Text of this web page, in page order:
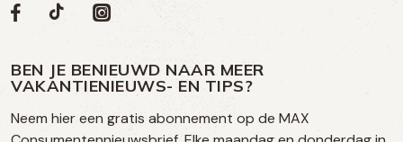
Volg
op
social
Social
Volg
op
Facebook
Volg
op
TikTok
Volg
op
Instagram
BEN JE BENIEUWD NAAR MEER
VAKANTIENIEUWS- EN TIPS?
Neem hier een gratis abonnement op de MAX